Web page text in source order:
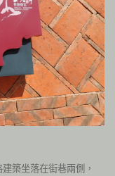
築坐落在街巷兩側，